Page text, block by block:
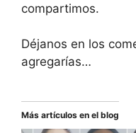
compartimos.
Déjanos en los
agregarías…
Más artículos en el blog